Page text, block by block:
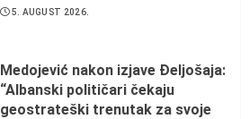
5. AUGUST 2026.
Medojević nakon izjave Đeljošaja:
“Albanski političari čekaju
geostrateški trenutak za svoje